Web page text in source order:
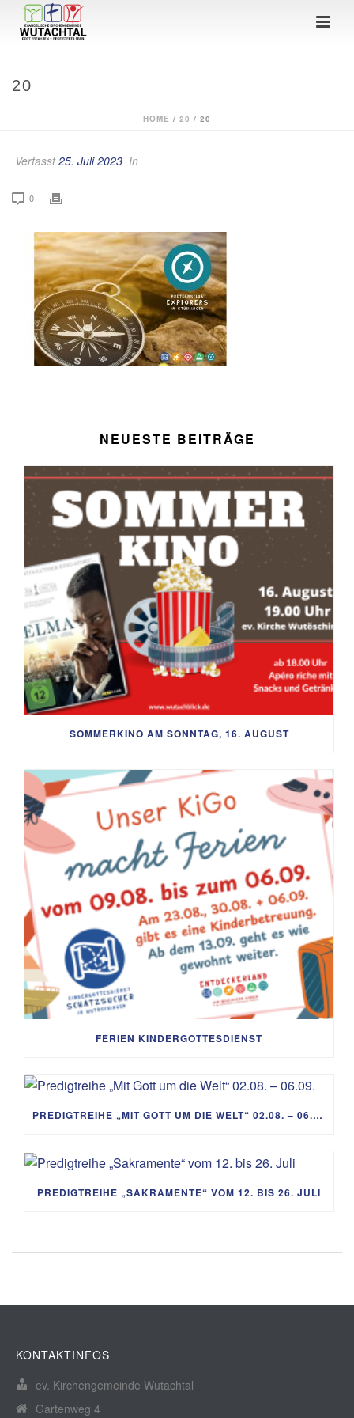
20
HOME / 20 / 20
Verfasst25. Juli 2023 In
0
NEUESTE BEITRÄGE
SOMMERKINO AM SONNTAG, 16. AUGUST
FERIEN KINDERGOTTESDIENST
PREDIGTREIHE „MIT GOTT UM DIE WELT“ 02.08. – 06.09.
PREDIGTREIHE „SAKRAMENTE“ VOM 12. BIS 26. JULI
KONTAKTINFOS
ev. Kirchengemeinde Wutachtal
Gartenweg 4